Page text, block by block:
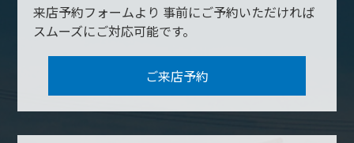
来店予約フォームより 事前にご予約いただければ
スムーズにご対応可能です。
ご来店予約